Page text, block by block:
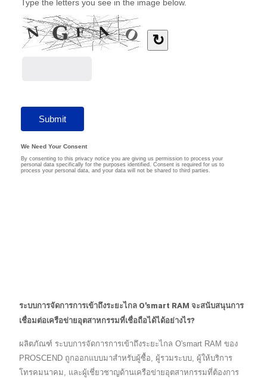
ระบบการจัดการการเข้าถึงระยะไกล O'smart RAM จะสนับสนุนการ
เชื่อมต่อเครือข่ายอุตสาหกรรมที่เชื่อถือได้ได้อย่างไร?
ผลิตภัณฑ์ ระบบการจัดการการเข้าถึงระยะไกล O'smart RAM ของ
PROSCEND ถูกออกแบบมาสำหรับผู้ซื้อ, ผู้รวมระบบ, ผู้ให้บริการ
โทรคมนาคม, และผู้เชี่ยวชาญด้านเครือข่ายอุตสาหกรรมที่ต้องการ